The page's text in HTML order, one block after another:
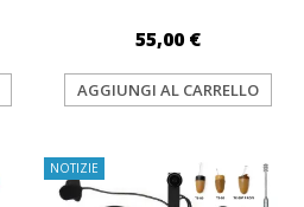
55,00 €
AGGIUNGI AL CARRELLO
NOTIZIE